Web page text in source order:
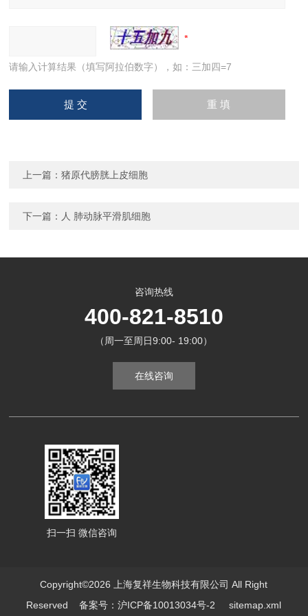
请输入计算结果（填写阿拉伯数字），如：三加四=7
上一篇：猪原代膀胱上皮细胞
下一篇： 人 肺动脉平滑肌细胞
咨询热线
400-821-8510
（周一至周日9:00- 19:00）
在线咨询
扫一扫 微信咨询
Copyright©2026 上海复祥生物科技有限公司 All Right
Reserved备案号：沪ICP备10013034号-2 sitemap.xml